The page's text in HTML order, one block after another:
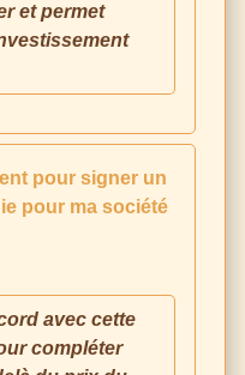
et permet
pour signer un
pour ma société
avec cette
compléter